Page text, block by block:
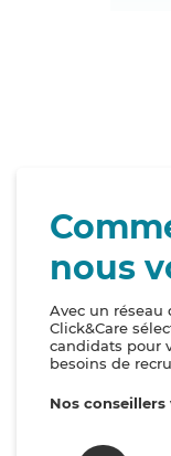
nous
Avec un réseau
Click&Care
candidats pour
besoins de
Nos